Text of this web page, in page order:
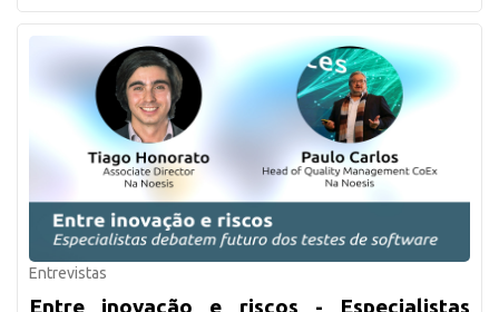
Entrevistas
Entre inovação e riscos - Especialistas